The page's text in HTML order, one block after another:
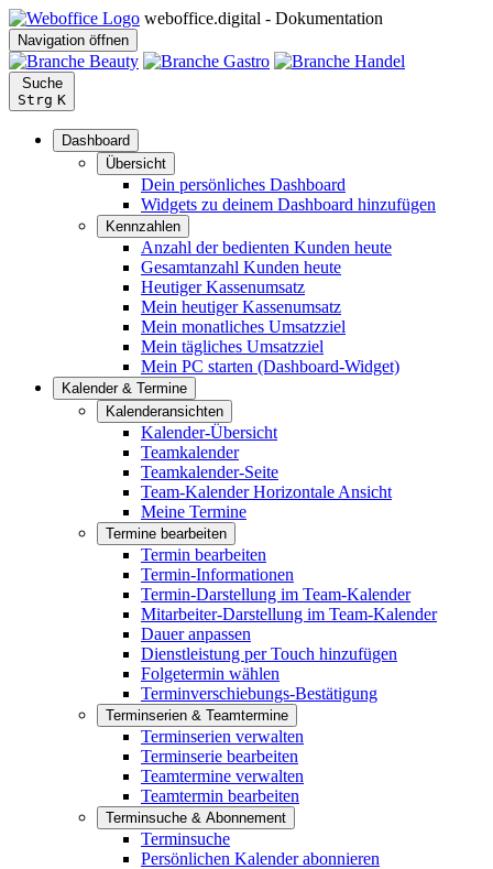
weboffice.digital - Dokumentation
Navigation öffnen
Suche
Strg K
Dashboard
Übersicht
Dein persönliches Dashboard
Widgets zu deinem Dashboard hinzufügen
Kennzahlen
Anzahl der bedienten Kunden heute
Gesamtanzahl Kunden heute
Heutiger Kassenumsatz
Mein heutiger Kassenumsatz
Mein monatliches Umsatzziel
Mein tägliches Umsatzziel
Mein PC starten (Dashboard-Widget)
Kalender & Termine
Kalenderansichten
Kalender-Übersicht
Teamkalender
Teamkalender-Seite
Team-Kalender Horizontale Ansicht
Meine Termine
Termine bearbeiten
Termin bearbeiten
Termin-Informationen
Termin-Darstellung im Team-Kalender
Mitarbeiter-Darstellung im Team-Kalender
Dauer anpassen
Dienstleistung per Touch hinzufügen
Folgetermin wählen
Terminverschiebungs-Bestätigung
Terminserien & Teamtermine
Terminserien verwalten
Terminserie bearbeiten
Teamtermine verwalten
Teamtermin bearbeiten
Terminsuche & Abonnement
Terminsuche
Persönlichen Kalender abonnieren